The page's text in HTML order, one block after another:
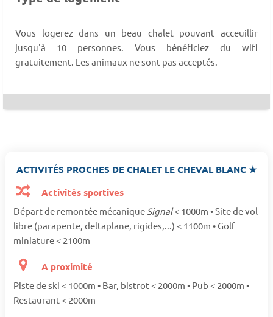
Vous logerez dans un beau chalet pouvant acceuillir
jusqu'à 10 personnes. Vous bénéficiez du wifi
gratuitement. Les animaux ne sont pas acceptés.
ACTIVITÉS PROCHES DE CHALET LE CHEVAL BLANC ★
Activités sportives
Départ de remontée mécanique Signal< 1000m • Site de vol
libre (parapente, deltaplane, rigides,...) < 1100m • Golf
miniature < 2100m
A proximité
Piste de ski < 1000m • Bar, bistrot < 2000m • Pub < 2000m •
Restaurant < 2000m